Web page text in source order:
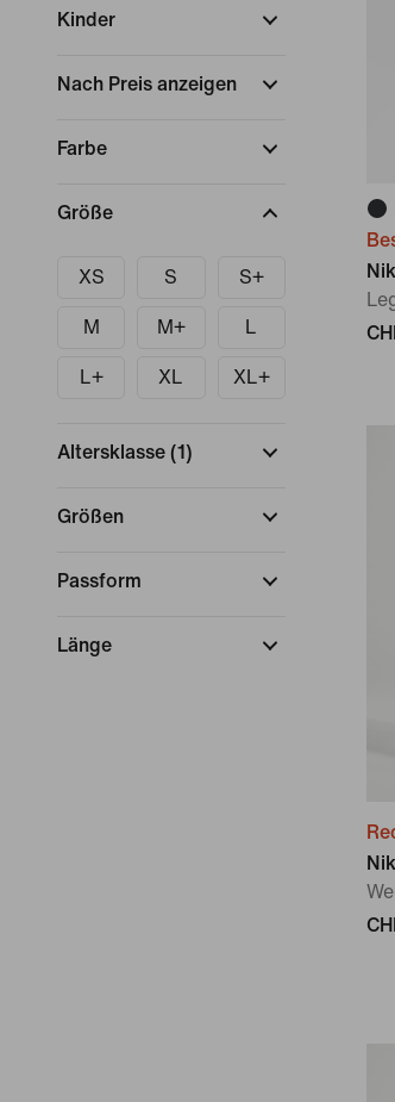
Kinder
Nach Preis anzeigen
Farbe
Größe
XS S S+
M M+ L
L+ XL XL+
Altersklasse (1)
Größen
Passform
Länge